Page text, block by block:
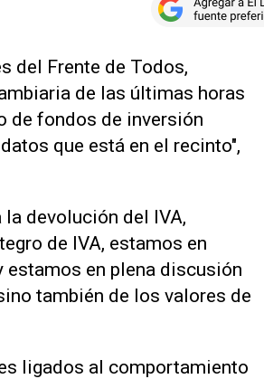
del Frente de Todos,
de las últimas horas
de fondos de inversión
que está en el recinto",
devolución del IVA,
de IVA, estamos en
estamos en plena discusión
también de los valores de
ligados al comportamiento